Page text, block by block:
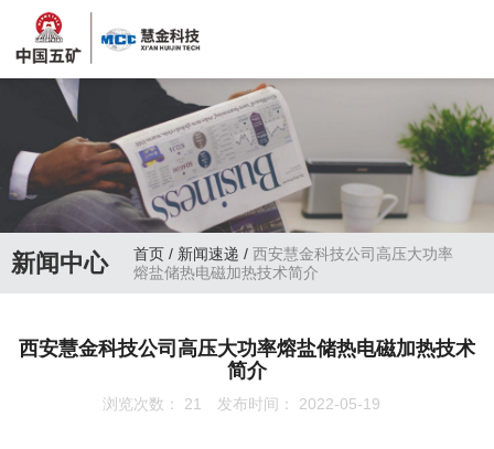
新闻中心 首页/ 新闻速递 /西安慧金科技公司高压大功率
熔盐储热电磁加热技术简介
西安慧金科技公司高压大功率熔盐储热电磁加热技术
简介
浏览次数： 21 发布时间： 2022-05-19